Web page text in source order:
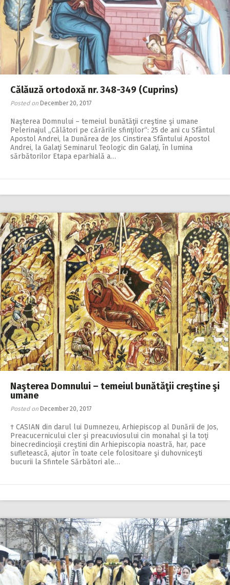
2018
2017
2016
2015
2013
2012
2011
2010
Călăuză ortodoxă nr. 348-349 (Cuprins)
Posted on December 20, 2017
Naşterea Domnului – temeiul bunătăţii creştine şi umane
Pelerinajul „Călători pe cărările sfinţilor“: 25 de ani cu Sfântul
Apostol Andrei, la Dunărea de Jos Cinstirea Sfântului Apostol
Andrei, la Galaţi Seminarul Teologic din Galaţi, în lumina
sărbătorilor Etapa eparhială a…
Naşterea Domnului – temeiul bunătăţii creştine şi
umane
Posted on December 20, 2017
† CASIAN din darul lui Dumnezeu, Arhiepiscop al Dunării de Jos,
Preacucernicului cler şi preacuviosului cin monahal şi la toţi
binecredincioşii creştini din Arhiepiscopia noastră, har, pace
sufletească, ajutor în toate cele folositoare şi duhovniceşti
bucurii la Sfintele Sărbători ale…